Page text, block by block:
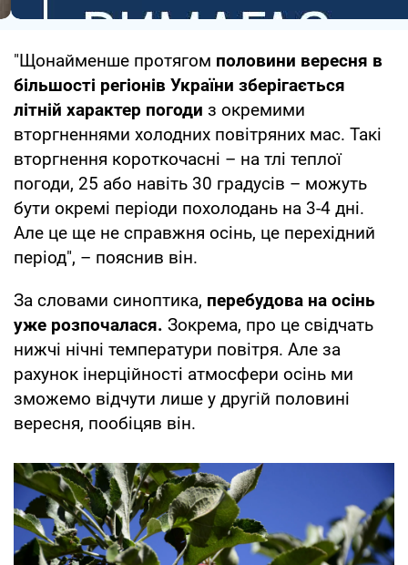
"Щонайменше протягом половини вересня в
більшості регіонів України зберігається
літній характер погоди з окремими
вторгненнями холодних повітряних мас. Такі
вторгнення короткочасні – на тлі теплої
погоди, 25 або навіть 30 градусів – можуть
бути окремі періоди похолодань на 3-4 дні.
Але це ще не справжня осінь, це перехідний
період", – пояснив він.
За словами синоптика, перебудова на осінь
уже розпочалася. Зокрема, про це свідчать
нижчі нічні температури повітря. Але за
рахунок інерційності атмосфери осінь ми
зможемо відчути лише у другій половині
вересня, пообіцяв він.